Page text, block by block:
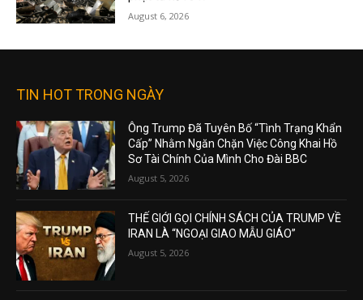
August 6, 2026
TIN HOT TRONG NGÀY
Ông Trump Đã Tuyên Bố “Tình Trạng Khẩn
Cấp” Nhằm Ngăn Chặn Việc Công Khai Hồ
Sơ Tài Chính Của Mình Cho Đài BBC
August 5, 2026
THẾ GIỚI GỌI CHÍNH SÁCH CỦA TRUMP VỀ
IRAN LÀ “NGOẠI GIAO MẪU GIÁO”
August 5, 2026